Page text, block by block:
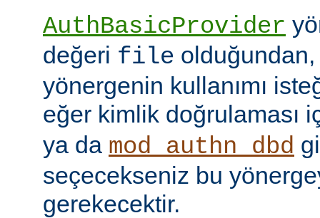
AuthBasicProvider
değeri file
yönergenin kullanımı
eğer kimlik doğrulaması
ya da mod_authn_dbd
seçecekseniz bu
gerekecektir.